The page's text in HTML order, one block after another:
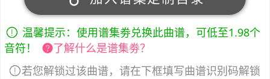
温馨提示：使用谱集劵兑换此曲谱，可低至1.98个
音符！
了解什么是谱集劵？
若您解锁过该曲谱，请在下框填写曲谱识别码解锁